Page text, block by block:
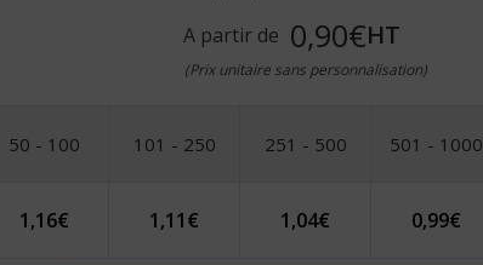
A partir de 0,90€HT
(Prix unitaire sans personnalisation)
50 - 100 101 - 250 251 - 500 501 - 1000
1,16€ 1,11€ 1,04€ 0,99€